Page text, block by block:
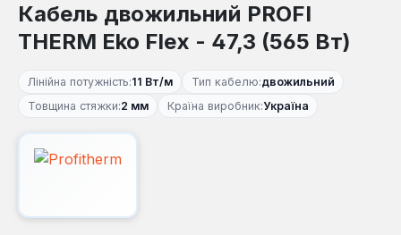
Кабель двожильний PROFI
THERM Eko Flex - 47,3 (565 Вт)
Лінійна потужність:11 Вт/м Тип кабелю:двожильний
Товщина стяжки:2 мм Країна виробник:Україна